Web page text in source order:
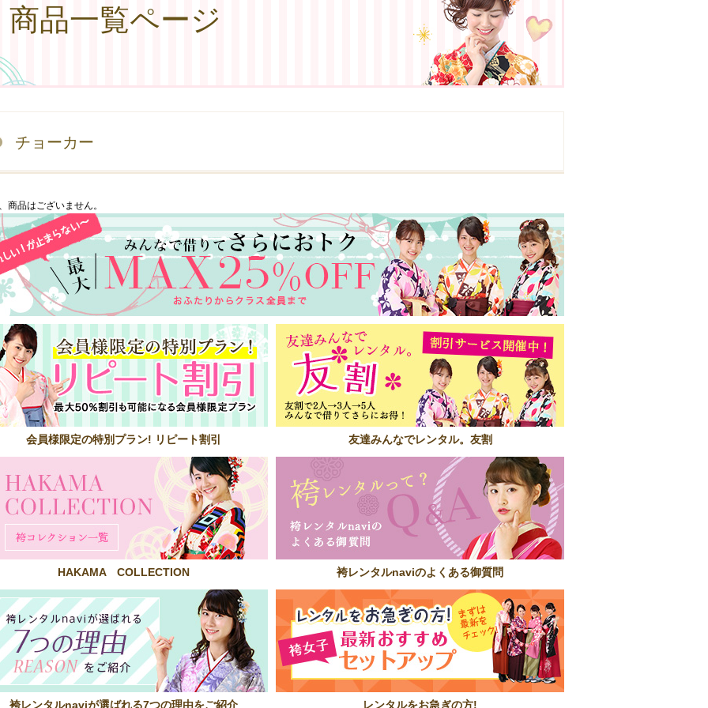
商品一覧ページ
チョーカー
商品はございません。
会員様限定の特別プラン! リピート割引 友達みんなでレンタル。友割
HAKAMA COLLECTION 袴レンタルnaviのよくある御質問
袴レンタルnaviが選ばれる7つの理由をご紹介 レンタルをお急ぎの方!